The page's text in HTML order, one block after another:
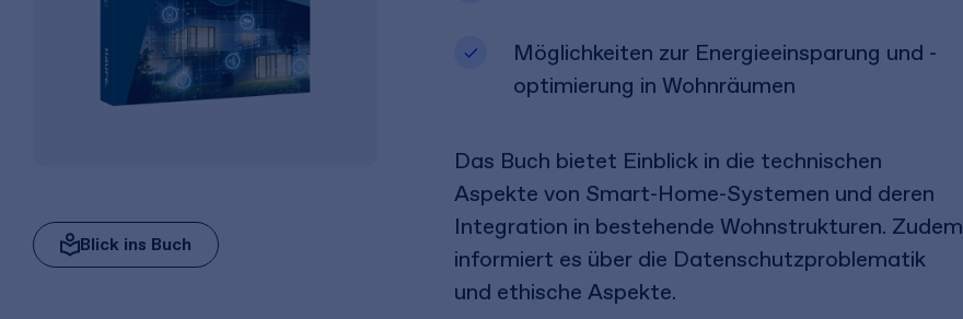
Blick ins Buch
Möglichkeiten zur Energieeinsparung und -
optimierung in Wohnräumen
Das Buch bietet Einblick in die technischen
Aspekte von Smart-Home-Systemen und deren
Integration in bestehende Wohnstrukturen. Zudem
informiert es über die Datenschutzproblematik
und ethische Aspekte.